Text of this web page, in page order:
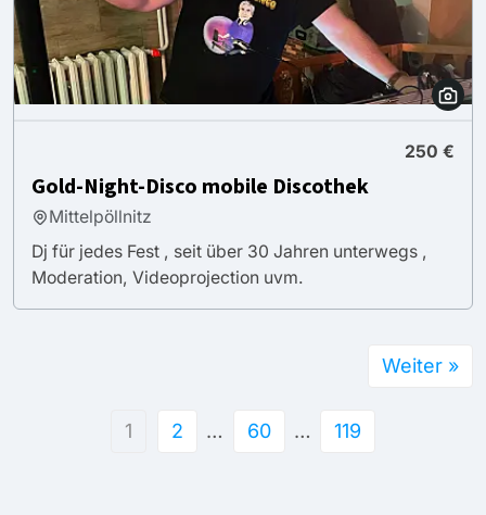
250 €
Gold-Night-Disco mobile Discothek
Mittelpöllnitz
Dj für jedes Fest , seit über 30 Jahren unterwegs ,
Moderation, Videoprojection uvm.
1 2 … 60 … 119
Weiter »